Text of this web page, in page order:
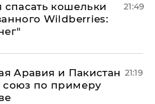
спасать кошельки
Wildberries:
21:49
Аравия и Пакистан
союз по примеру
21:19